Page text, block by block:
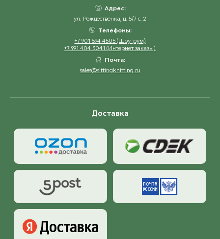
Адрес:
ул. Рождественка, д. 5/7 с. 2
Телефоны:
+7 901 594 4505 (Шоу-рум)
+7 991 404 3041 (Интернет заказы)
Почта:
sales@sittingknitting.ru
Доставка